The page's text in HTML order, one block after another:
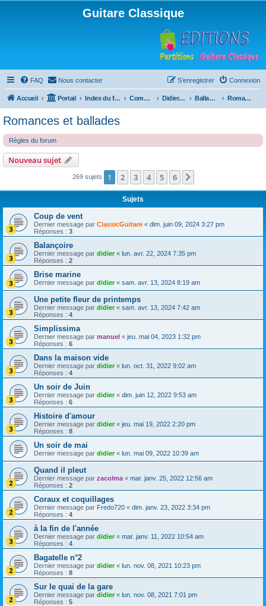
Guitare Classique
FAQ Nous contacter Connexion
S’enregistrer
Accueil Portail Index du forum Compositions Didierland Ballades et autres réveries Romances et ballades
Romances et ballades
Règles du forum
Nouveau sujet
269 sujets 1 2 3 4 5 6
Sujets
Coup de vent
Dernier message par ClassicGuitare « dim. juin 09, 2024 3:27 pm
Réponses : 3
Balançoire
Dernier message par didier« lun. avr. 22, 2024 7:35 pm
Réponses : 2
Brise marine
Dernier message par didier« sam. avr. 13, 2024 8:19 am
Une petite fleur de printemps
Dernier message par didier« sam. avr. 13, 2024 7:42 am
Réponses : 4
Simplissima
Dernier message par manuel « jeu. mai 04, 2023 1:32 pm
Réponses : 6
Dans la maison vide
Dernier message par didier« lun. oct. 31, 2022 9:02 am
Réponses : 4
Un soir de Juin
Dernier message par didier« dim. juin 12, 2022 9:53 am
Réponses : 6
Histoire d'amour
Dernier message par didier« jeu. mai 19, 2022 2:20 pm
Réponses : 8
Un soir de mai
Dernier message par didier« lun. mai 09, 2022 10:39 am
Quand il pleut
Dernier message par zacolma « mar. janv. 25, 2022 12:56 am
Réponses : 2
Coraux et coquillages
Dernier message par Fredo720 « dim. janv. 23, 2022 3:34 pm
Réponses : 4
à la fin de l'année
Dernier message par didier« mar. janv. 11, 2022 10:54 am
Réponses : 4
Bagatelle n°2
Dernier message par didier« lun. nov. 08, 2021 10:23 pm
Réponses : 8
Sur le quai de la gare
Dernier message par didier« lun. nov. 08, 2021 7:01 pm
Réponses : 5